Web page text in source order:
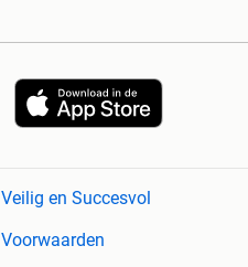
Veilig en Succesvol
Voorwaarden